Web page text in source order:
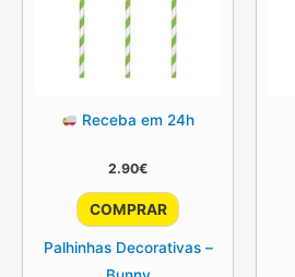
Receba em 24h
2.90€
COMPRAR
Palhinhas Decorativas –